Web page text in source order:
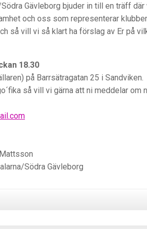
Gävleborg bjuder in till en träff
och oss som representerar
så vill vi så klart ha förslag av Er på
18.30
på Barrsätragatan 25 i Sandviken.
så vill vi gärna att ni meddelar om
Södra Gävleborg